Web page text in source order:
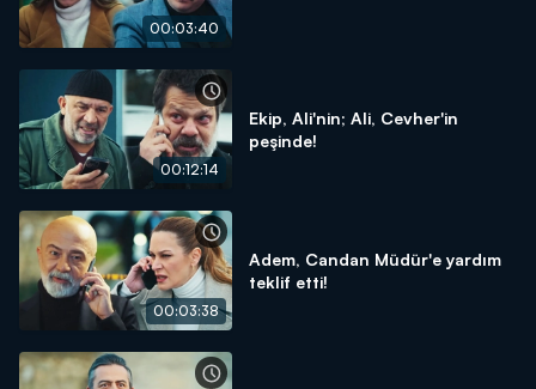
00:03:40
00:12:14
Ekip, Ali'nin; Ali, Cevher'in
peşinde!
00:03:38
Adem, Candan Müdür'e yardım
teklif etti!